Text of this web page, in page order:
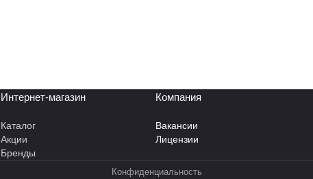
Интернет-магазин
Каталог
Акции
Бренды
Компания
Вакансии
Лицензии
Конфиденциальность